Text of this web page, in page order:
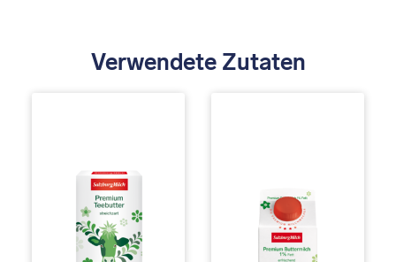
Verwendete Zutaten